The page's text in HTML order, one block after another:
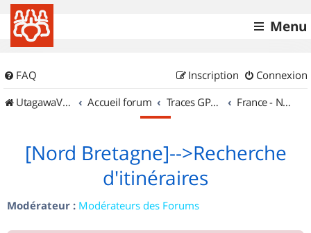
Menu
FAQ Connexion
Inscription
UtagawaVTT (Randos VTT et VTTAE avec traces GPS)
Accueil forum Traces GPS de randos VTT France - Nord Ouest
[Nord Bretagne]-->Recherche
d'itinéraires
Modérateur : Modérateurs des Forums